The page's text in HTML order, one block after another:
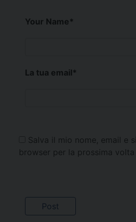
Your Name*
La tua email*
Salva il mio nome, email e
browser per la prossima